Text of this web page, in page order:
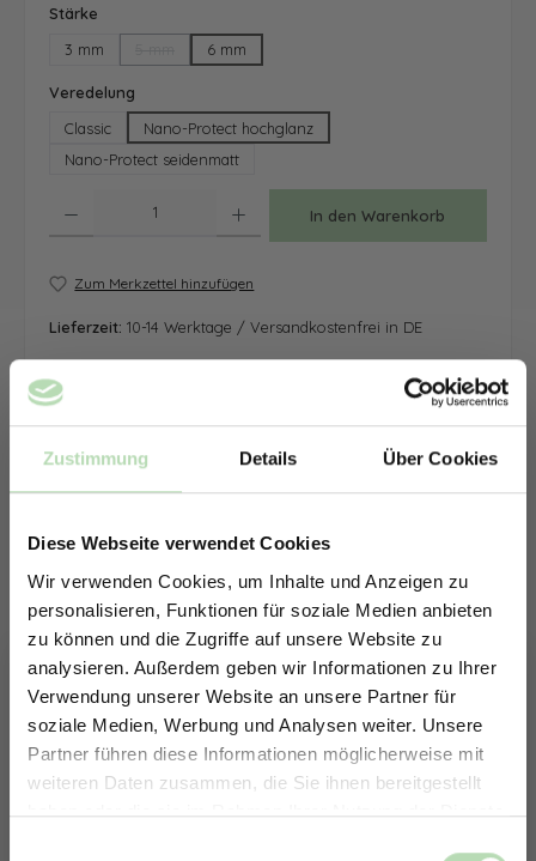
Zustimmung Details Über Cookies
Diese Webseite verwendet Cookies
Wir verwenden Cookies, um Inhalte und Anzeigen zu
personalisieren, Funktionen für soziale Medien anbieten
zu können und die Zugriffe auf unsere Website zu
analysieren. Außerdem geben wir Informationen zu Ihrer
Verwendung unserer Website an unsere Partner für
soziale Medien, Werbung und Analysen weiter. Unsere
Partner führen diese Informationen möglicherweise mit
weiteren Daten zusammen, die Sie ihnen bereitgestellt
haben oder die sie im Rahmen Ihrer Nutzung der Dienste
Stärke
3 mm
(Diese Option ist zurzeit nicht verfügbar.)
6 mm
Veredelung
Classic
Nano-Protect hochglanz
Nano-Protect seidenmatt
In den Warenkorb
Zum Merkzettel hinzufügen
Lieferzeit: 10-14 Werktage / Versandkostenfrei in DE
ERHALTE 5% RABATT AUF
DEINE RÜCKWÄNDE